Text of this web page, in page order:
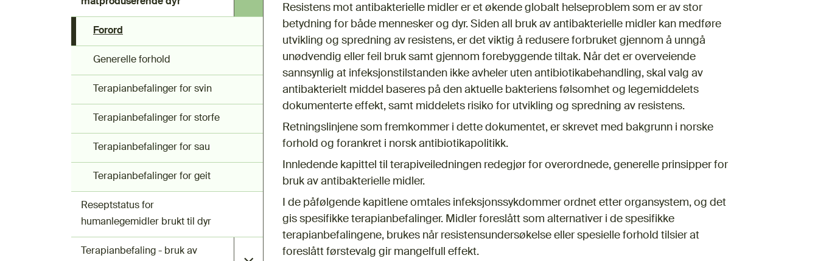
matproduserende dyr
Forord
Generelle forhold
Terapianbefalinger for svin
Terapianbefalinger for storfe
Terapianbefalinger for sau
Terapianbefalinger for geit
Reseptstatus for
humanlegemidler brukt til dyr
Terapianbefaling - bruk av
Resistens mot antibakterielle midler er et økende globalt helseproblem som er av stor
betydning for både mennesker og dyr. Siden all bruk av antibakterielle midler kan medføre
utvikling og spredning av resistens, er det viktig å redusere forbruket gjennom å unngå
unødvendig eller feil bruk samt gjennom forebyggende tiltak. Når det er overveiende
sannsynlig at infeksjonstilstanden ikke avheler uten antibiotikabehandling, skal valg av
antibakterielt middel baseres på den aktuelle bakteriens følsomhet og legemiddelets
dokumenterte effekt, samt middelets risiko for utvikling og spredning av resistens.
Retningslinjene som fremkommer i dette dokumentet, er skrevet med bakgrunn i norske
forhold og forankret i norsk antibiotikapolitikk.
Innledende kapittel til terapiveiledningen redegjør for overordnede, generelle prinsipper for
bruk av antibakterielle midler.
I de påfølgende kapitlene omtales infeksjonssykdommer ordnet etter organsystem, og det
gis spesifikke terapianbefalinger. Midler foreslått som alternativer i de spesifikke
terapianbefalingene, brukes når resistensundersøkelse eller spesielle forhold tilsier at
foreslått førstevalg gir mangelfull effekt.